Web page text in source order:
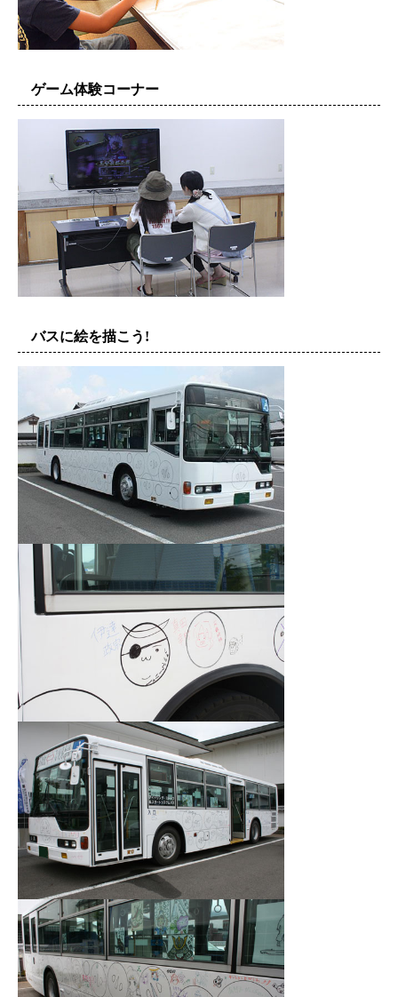
ゲーム体験コーナー
バスに絵を描こう!